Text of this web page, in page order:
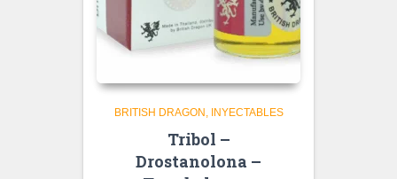
BRITISH DRAGON INYECTABLES
Tribol –
Drostanolona –